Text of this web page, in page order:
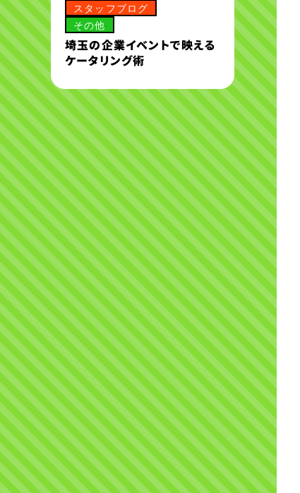
スタッフブログ
その他
埼玉の企業イベントで映える
ケータリング術